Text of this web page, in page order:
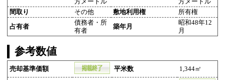
間取り
その他 敷地利用権 所有権
占有者
債務者・所
有者
築年月
昭和48年12
月
参考数値
売却基準価額 平米数 1,344㎡